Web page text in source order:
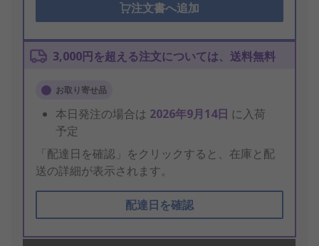
注文書へ追加
3,000円を超える注文については、送料無料
お取り寄せ品
本日発注の場合は 2026年9月14日 に入荷
予定
「配達日を確認」をクリックすると、在庫と配
送の詳細が表示されます。
配達日を確認